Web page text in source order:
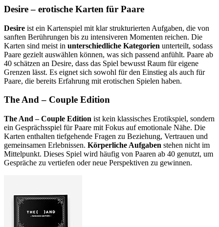
Desire – erotische Karten für Paare
Desire ist ein Kartenspiel mit klar strukturierten Aufgaben, die von
sanften Berührungen bis zu intensiveren Momenten reichen. Die
Karten sind meist in unterschiedliche Kategorien unterteilt, sodass
Paare gezielt auswählen können, was sich passend anfühlt. Paare ab
40 schätzen an Desire, dass das Spiel bewusst Raum für eigene
Grenzen lässt. Es eignet sich sowohl für den Einstieg als auch für
Paare, die bereits Erfahrung mit erotischen Spielen haben.
The And – Couple Edition
The And – Couple Edition ist kein klassisches Erotikspiel, sondern
ein Gesprächsspiel für Paare mit Fokus auf emotionale Nähe. Die
Karten enthalten tiefgehende Fragen zu Beziehung, Vertrauen und
gemeinsamen Erlebnissen. Körperliche Aufgaben stehen nicht im
Mittelpunkt. Dieses Spiel wird häufig von Paaren ab 40 genutzt, um
Gespräche zu vertiefen oder neue Perspektiven zu gewinnen.